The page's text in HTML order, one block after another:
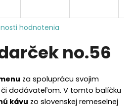
hodnotenia
no.56
za spoluprácu svojim
či dodávateľom. V tomto balíčku
kávu zo slovenskej remeselnej